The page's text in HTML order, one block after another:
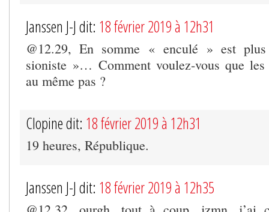
Janssen J-J dit: 18 février 2019 à 12h31
@12.29, En somme « enculé » est
sioniste »… Comment voulez-vous que les
au même pas ?
Clopine dit: 18 février 2019 à 12h31
19 heures, République.
Janssen J-J dit: 18 février 2019 à 12h35